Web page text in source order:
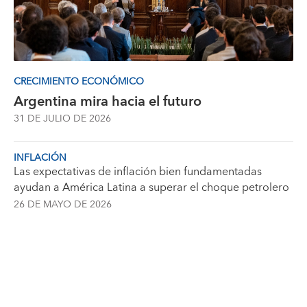
CRECIMIENTO ECONÓMICO
Argentina mira hacia el futuro
31 DE JULIO DE 2026
INFLACIÓN
Las expectativas de inflación bien fundamentadas
ayudan a América Latina a superar el choque petrolero
26 DE MAYO DE 2026